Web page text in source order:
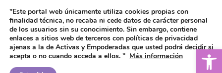
"Este portal web únicamente utiliza cookies propias con
finalidad técnica, no recaba ni cede datos de carácter personal
de los usuarios sin su conocimiento. Sin embargo, contiene
enlaces a sitios web de terceros con políticas de privacidad
ajenas a la de Activas y Empoderadas que usted podrá decidir si
acepta o no cuando acceda a ellos. " Más información